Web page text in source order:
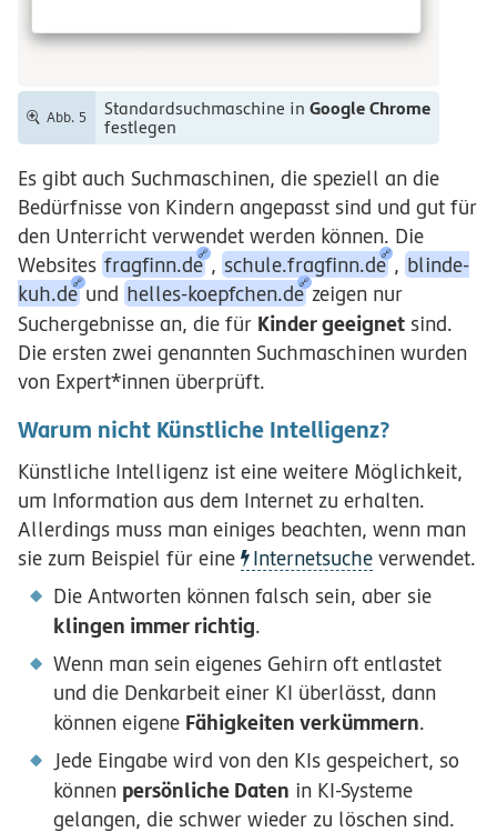
Abb. 5 Standardsuchmaschine in Google Chrome
festlegen
Es gibt auch Suchmaschinen, die speziell an die
Bedürfnisse von Kindern angepasst sind und gut für
den Unterricht verwendet werden können. Die
Websites fragfinn.de , schule.fragfinn.de , blinde-
kuh.de und helles-koepfchen.de zeigen nur
Suchergebnisse an, die für Kinder geeignet sind.
Die ersten zwei genannten Suchmaschinen wurden
von Expert*innen überprüft.
Warum nicht Künstliche Intelligenz?
Künstliche Intelligenz ist eine weitere Möglichkeit,
um Information aus dem Internet zu erhalten.
Allerdings muss man einiges beachten, wenn man
sie zum Beispiel für eine
Internetsuche verwendet.
Die Antworten können falsch sein, aber sie
klingen immer richtig.
Wenn man sein eigenes Gehirn oft entlastet
und die Denkarbeit einer KI überlässt, dann
können eigene Fähigkeiten verkümmern.
Jede Eingabe wird von den KIs gespeichert, so
können persönliche Daten in KI-Systeme
gelangen, die schwer wieder zu löschen sind.